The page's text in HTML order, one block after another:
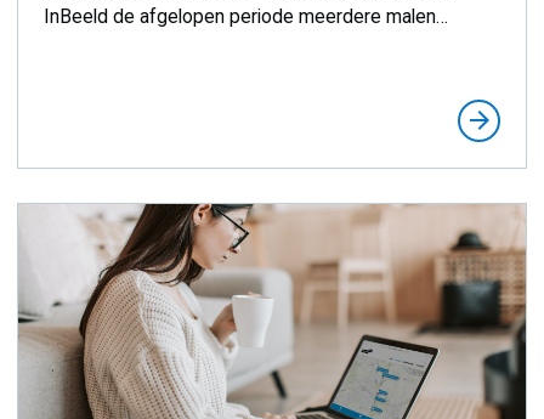
InBeeld de afgelopen periode meerdere malen
arrow_forward